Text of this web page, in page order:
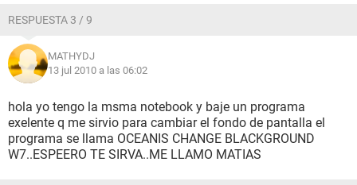
RESPUESTA 3 / 9
MATHYDJ
13 jul 2010 a las 06:02
hola yo tengo la msma notebook y baje un programa
exelente q me sirvio para cambiar el fondo de pantalla el
programa se llama OCEANIS CHANGE BLACKGROUND
W7..ESPEERO TE SIRVA..ME LLAMO MATIAS